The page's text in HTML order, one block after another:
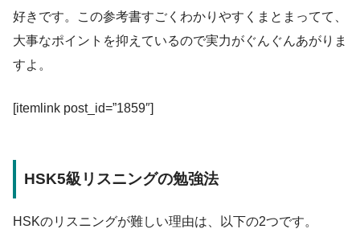
好きです。この参考書すごくわかりやすくまとまってて、
大事なポイントを抑えているので実力がぐんぐんあがりま
すよ。
[itemlink post_id=”1859″]
HSK5級リスニングの勉強法
HSKのリスニングが難しい理由は、以下の2つです。